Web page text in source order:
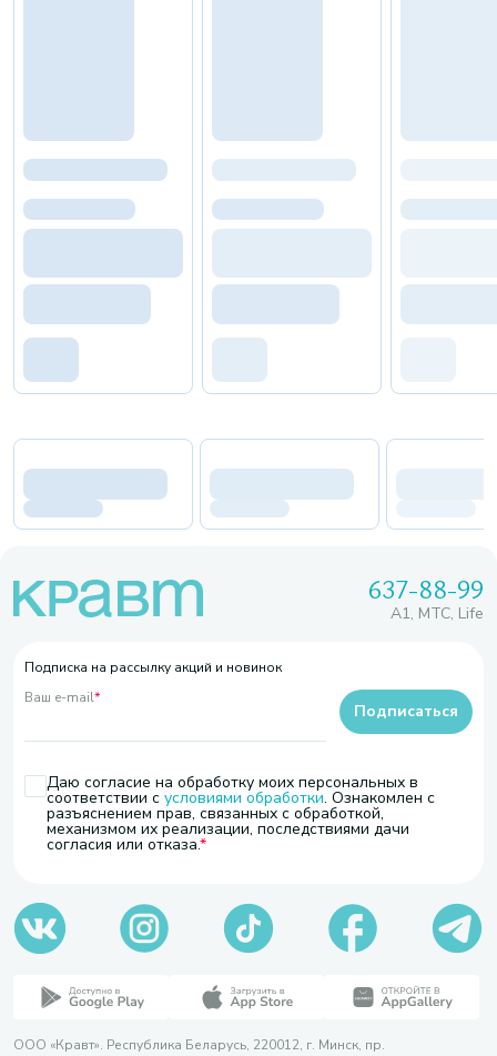
637-88-99
A1, МТС, Life
Подписка на рассылку акций и новинок
Ваш e-mail*
Даю согласие на обработку моих персональных в
соответствии с условиями обработки. Ознакомлен с
разъяснением прав, связанных с обработкой,
механизмом их реализации, последствиями дачи
согласия или отказа.
Подписаться
ООО «Кравт». Республика Беларусь, 220012, г. Минск, пр.